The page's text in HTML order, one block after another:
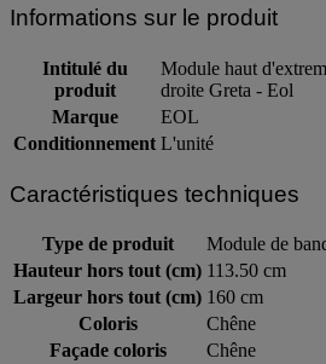
Informations sur le produit
Intitulé du
produit
Module haut
droite Greta - Eol
Marque
EOL
Conditionnement L'unité
Caractéristiques techniques
Type de produit
Module de
Hauteur hors tout (cm) 113.50 cm
Largeur hors tout (cm) 160 cm
Coloris
Chêne
Façade coloris
Chêne